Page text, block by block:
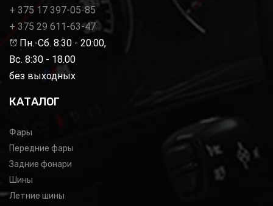
+ 375 17 397-05-85
+ 375 29 611-63-47
Пн.-Сб. 8:30 - 20:00,
Вс. 8:30 - 18.00
без выходных
КАТАЛОГ
Фары
Передние фары
Задние фонари
Шины
Летние шины